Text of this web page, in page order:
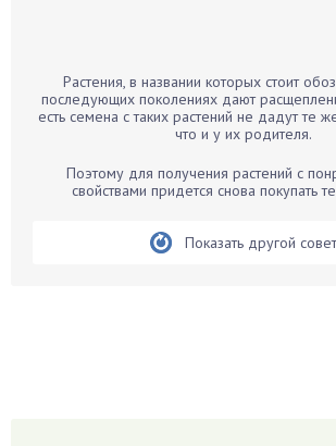
Бархатцы
Бегония
Бирючина
Растения, в названии которых стоит
последующих поколениях дают
есть семена с таких растений не дадут те
что и у их родителя.
Поэтому для получения растений с
свойствами придется снова покупать
Показать другой совет